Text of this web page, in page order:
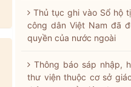
Thủ tục ghi vào Sổ hộ
công dân Việt Nam đã
quyền của nước ngoài
Thông báo sáp nhập,
thư viện thuộc cơ sở